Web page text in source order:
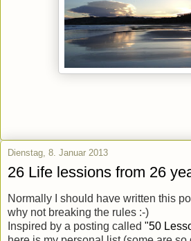
Dienstag, 8. Januar 2013
26 Life lessions from 26
Normally I should have written this
why not breaking the rules :-)
Inspired by a posting called "50